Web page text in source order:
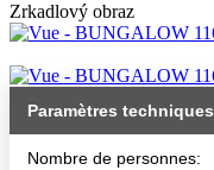
Zrkadlový obraz
Paramètres techniques
Nombre de personnes: